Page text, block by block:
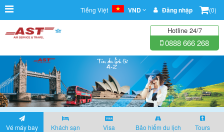
Tiếng Việt VND Đăng nhập (0)
Hotline 24/7
0888 666 268
Vé máy bay Khách sạn Visa Bảo hiểm du lịch Tours